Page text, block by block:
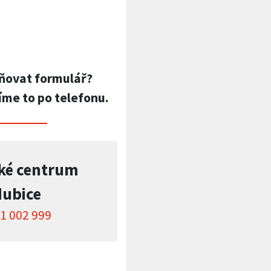
formulář?
to po telefonu.
centrum
002 999